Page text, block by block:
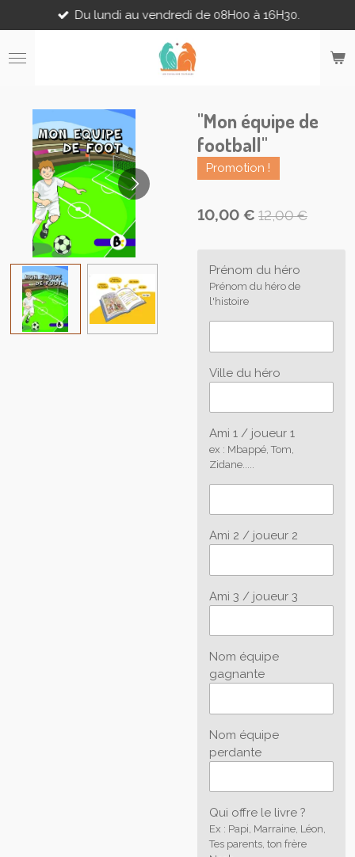
au
contenu
principal
Du lundi au vendredi de 08H00 à 16H30.
"Mon équipe de
football"
Promotion !
10,00 € 12,00 €
Prénom du héro
Prénom du héro de
l'histoire
Ville du héro
Ami 1 / joueur 1
ex : Mbappé, Tom,
Zidane.....
Ami 2 / joueur 2
Ami 3 / joueur 3
Nom équipe
gagnante
Nom équipe
perdante
Qui offre le livre ?
Ex : Papi, Marraine, Léon,
Tes parents, ton frère